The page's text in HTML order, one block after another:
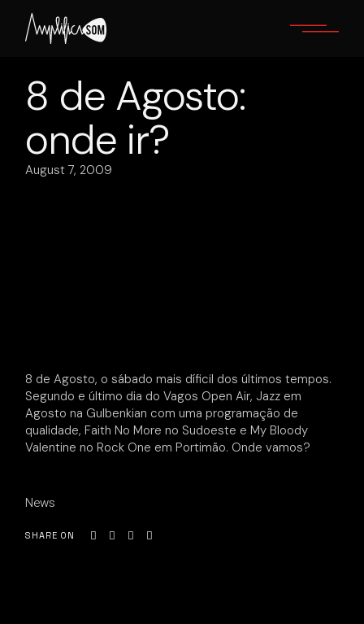
content
8 de Agosto:
onde ir?
August 7, 2009
8 de Agosto, o sábado mais díficil dos últimos tempos.
Segundo e último dia do Vagos Open Air, Jazz em
Agosto na Gulbenkian com uma programação de
qualidade, Faith No More no Sudoeste e My Bloody
Valentine no Rock One em Portimão. Onde vamos?
News
SHARE ON